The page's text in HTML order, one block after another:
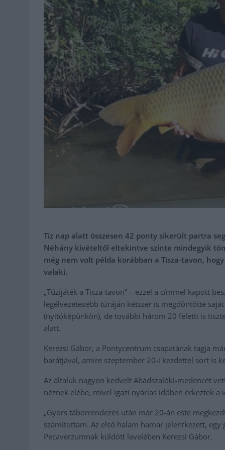
Tíz nap alatt összesen 42 ponty sikerült partra
Néhány kivételtől eltekintve szinte mindegyik
még nem volt példa korábban a Tisza-tavon,
valaki.
„Tűzijáték a Tisza-tavon” – ezzel a címmel kapott
legélvezetesebb túráján kétszer is megdöntötte
(nyitóképünkön), de további három 20 feletti is
alatt.
Kerezsi Gábor, a Pontycentrum csapatának tagja
barátjával, amire szeptember 20-i kezdettel sort is
Az általuk nagyon kedvelt Abádszalóki-medencét
néznek elébe, mivel igazi nyárias időben érkeztek a
„Gyors táborrendezés után már 20-án este
számítottam. Az első halam hamar jelentkezett,
Pecaverzumnak küldött levelében Kerezsi Gábor.